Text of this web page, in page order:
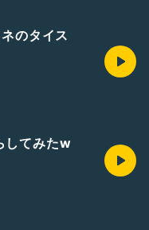
のタイス
してみたw